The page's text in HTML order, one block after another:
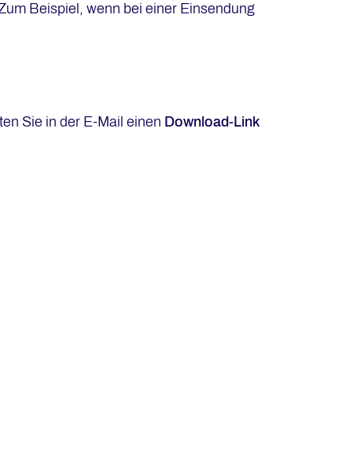
Beispiel, wenn bei einer Einsendung
Sie in der E-Mail einen Download-Link